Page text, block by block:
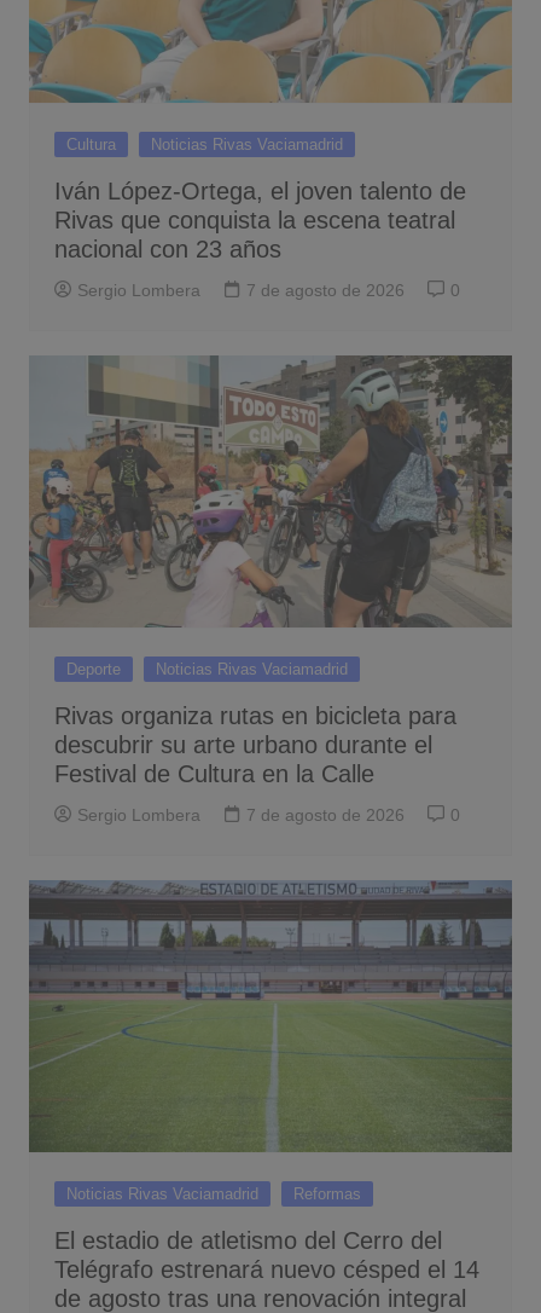
Cultura Noticias Rivas Vaciamadrid
Iván López-Ortega, el joven talento de
Rivas que conquista la escena teatral
nacional con 23 años
Sergio Lombera 7 de agosto de 2026 0
Deporte Noticias Rivas Vaciamadrid
Rivas organiza rutas en bicicleta para
descubrir su arte urbano durante el
Festival de Cultura en la Calle
Sergio Lombera 7 de agosto de 2026 0
Noticias Rivas Vaciamadrid Reformas
El estadio de atletismo del Cerro del
Telégrafo estrenará nuevo césped el 14
de agosto tras una renovación integral